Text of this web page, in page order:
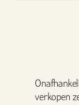
verkopen